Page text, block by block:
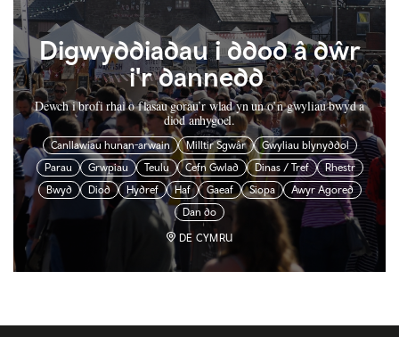
Digwyddiadau i ddod â dŵr
i'r dannedd
Dewch i brofi rhai o flasau gorau’r wlad yn un o’n gwyliau bwyd a
diod anhygoel.
Canllawiau hunan-arwain Milltir Sgwâr
Gwyliau blynyddol
Parau
Grwpiau Teulu Cefn Gwlad Dinas / Tref
Rhestr
Bwyd
Diod Hydref Haf Gaeaf Siopa
Awyr Agored
Dan do
DE CYMRU